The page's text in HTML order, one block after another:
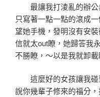
最讓我打淩亂的辦公
只寫著一點一點的滾成
望她手機，發明沒有安
信就太out瞭，她歸答我
不勝瞭，～以是我就卸載
這麼好的女孩讓我碰
說你幾輩子修來的福分